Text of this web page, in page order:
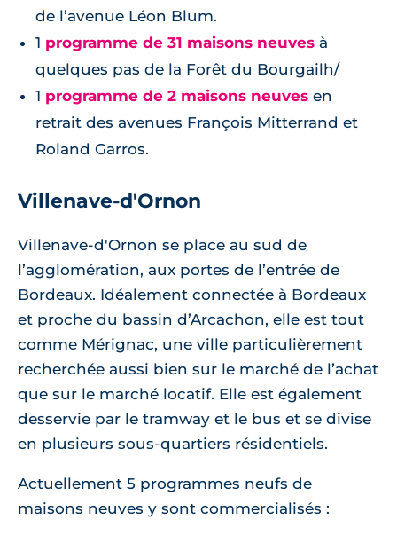
de l’avenue Léon Blum.
1 programme de 31 maisons neuves à
quelques pas de la Forêt du Bourgailh/
1 programme de 2 maisons neuves en
retrait des avenues François Mitterrand et
Roland Garros.
Villenave-d'Ornon
Villenave-d'Ornon se place au sud de
l’agglomération, aux portes de l’entrée de
Bordeaux. Idéalement connectée à Bordeaux
et proche du bassin d’Arcachon, elle est tout
comme Mérignac, une ville particulièrement
recherchée aussi bien sur le marché de l’achat
que sur le marché locatif. Elle est également
desservie par le tramway et le bus et se divise
en plusieurs sous-quartiers résidentiels.
Actuellement 5 programmes neufs de
maisons neuves y sont commercialisés :